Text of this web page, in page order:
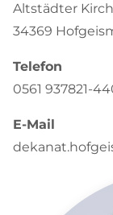
Altstädter
34369
Telefon
0561 937821-
E-Mail